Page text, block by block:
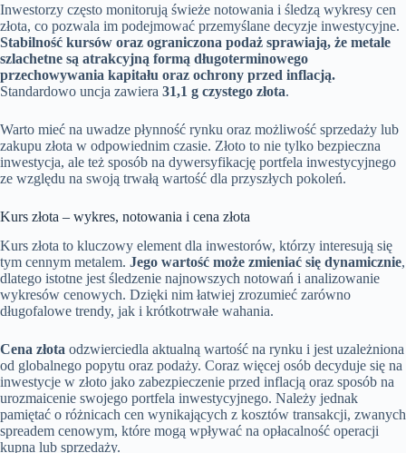
Inwestorzy często monitorują świeże notowania i śledzą wykresy cen
złota, co pozwala im podejmować przemyślane decyzje inwestycyjne.
Stabilność kursów oraz ograniczona podaż sprawiają, że metale
szlachetne są atrakcyjną formą długoterminowego
przechowywania kapitału oraz ochrony przed inflacją.
Standardowo uncja zawiera 31,1 g czystego złota.
Warto mieć na uwadze płynność rynku oraz możliwość sprzedaży lub
zakupu złota w odpowiednim czasie. Złoto to nie tylko bezpieczna
inwestycja, ale też sposób na dywersyfikację portfela inwestycyjnego
ze względu na swoją trwałą wartość dla przyszłych pokoleń.
Kurs złota – wykres, notowania i cena złota
Kurs złota to kluczowy element dla inwestorów, którzy interesują się
tym cennym metalem. Jego wartość może zmieniać się dynamicznie,
dlatego istotne jest śledzenie najnowszych notowań i analizowanie
wykresów cenowych. Dzięki nim łatwiej zrozumieć zarówno
długofalowe trendy, jak i krótkotrwałe wahania.
Cena złota odzwierciedla aktualną wartość na rynku i jest uzależniona
od globalnego popytu oraz podaży. Coraz więcej osób decyduje się na
inwestycje w złoto jako zabezpieczenie przed inflacją oraz sposób na
urozmaicenie swojego portfela inwestycyjnego. Należy jednak
pamiętać o różnicach cen wynikających z kosztów transakcji, zwanych
spreadem cenowym, które mogą wpływać na opłacalność operacji
kupna lub sprzedaży.